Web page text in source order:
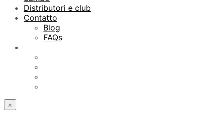
Distributori e club
Contatto
Blog
FAQs
×